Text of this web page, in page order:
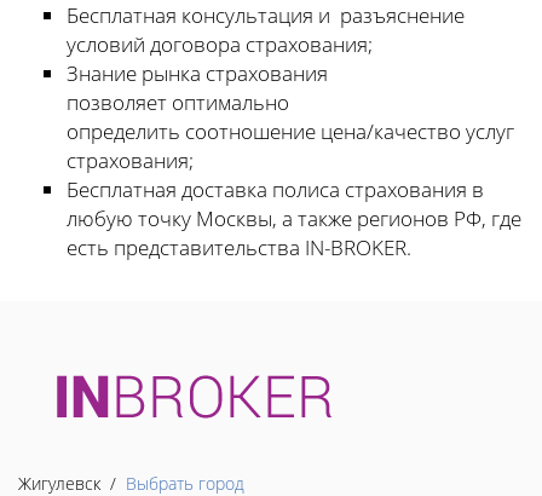
Бесплатная консультация и разъяснение
условий договора страхования;
Знание рынка страхования
позволяет оптимально
определить соотношение цена/качество услуг
страхования;
Бесплатная доставка полиса страхования в
любую точку Москвы, а также регионов РФ, где
есть представительства IN-BROKER.
Жигулевск / Выбрать город